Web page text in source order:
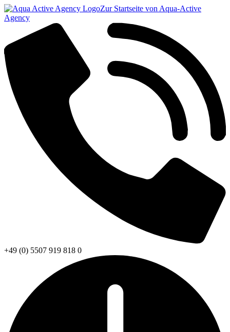
Zur Startseite von Aqua-Active
Agency
+49 (0) 5507 919 818 0